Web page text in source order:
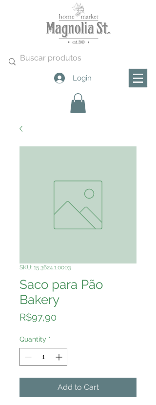
Login
SKU: 15.3624.1.0003
Saco para Pão
Bakery
R$97,90
Quantity *
Add to Cart